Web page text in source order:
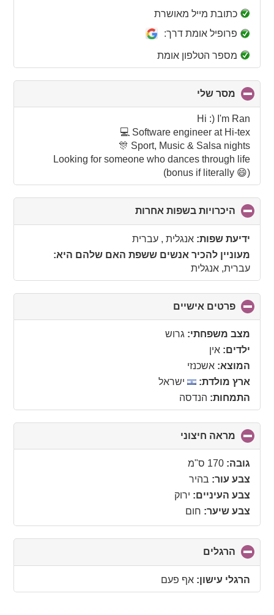
כתובת מייל מאושרת
פרופיל אומת דרך:
מספר הטלפון אומת
מסר שלי
to
contents
Hi :) I'm Ran
Software engineer at Hi-tex 💻
Sport, Music & Salsa nights 🎊
Looking for someone who dances through life
(bonus if literally 😄)
היכרויות בשפות אחרות
to
collapse
ידיעת שפות: אנגלית , עברית
מעוניין להכיר אנשים ששפת האם שלהם היא:
עברית, אנגלית
פרטים אישיים
to
collapse
מצב משפחתי: גרוש
ילדים: אין
המוצא: אשכנזי
ארץ מולדת:
ישראל
התמחות: הנדסה
מראה חיצוני
to
גובה: 170 ס"מ
צבע עור: בהיר
צבע העיניים: ירוק
צבע שיער: חום
הרגלים
to
collapse
contents
הרגלי עישון: אף פעם